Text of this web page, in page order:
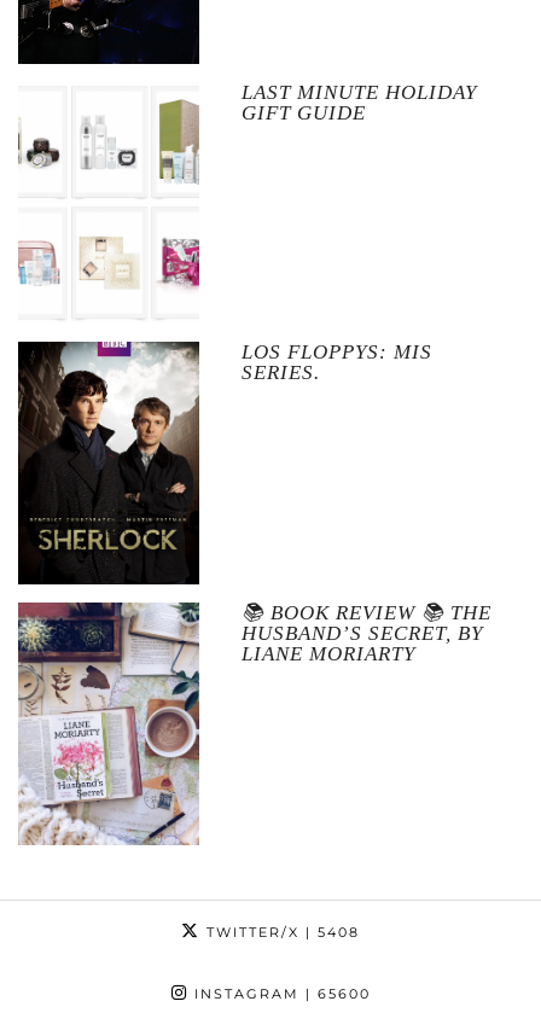
LAST MINUTE HOLIDAY
GIFT GUIDE
LOS FLOPPYS: MIS
SERIES.
📚 BOOK REVIEW 📚 THE
HUSBAND’S SECRET, BY
LIANE MORIARTY
TWITTER/X | 5408
INSTAGRAM | 65600